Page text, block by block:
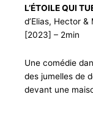
L’ÉTOILE QUI
d’Elias, Hector
[2023] – 2min
Une comédie
des jumelles de
devant une